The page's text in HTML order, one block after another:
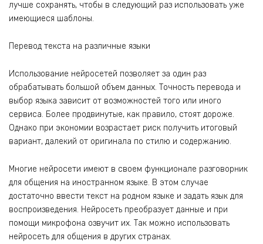
лучше сохранять, чтобы в следующий раз использовать уже
имеющиеся шаблоны.
Перевод текста на различные языки
Использование нейросетей позволяет за один раз
обрабатывать большой объем данных. Точность перевода и
выбор языка зависит от возможностей того или иного
сервиса. Более продвинутые, как правило, стоят дороже.
Однако при экономии возрастает риск получить итоговый
вариант, далекий от оригинала по стилю и содержанию.
Многие нейросети имеют в своем функционале разговорник
для общения на иностранном языке. В этом случае
достаточно ввести текст на родном языке и задать язык для
воспроизведения. Нейросеть преобразует данные и при
помощи микрофона озвучит их. Так можно использовать
нейросеть для общения в других странах.